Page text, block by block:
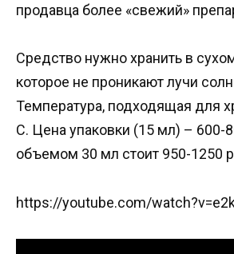
продавца более «свежий»
Средство нужно хранить в
которое не проникают лучи
Температура, подходящая для
С. Цена упаковки (15 мл) – 600-
объемом 30 мл стоит 950-1250
https://youtube.com/